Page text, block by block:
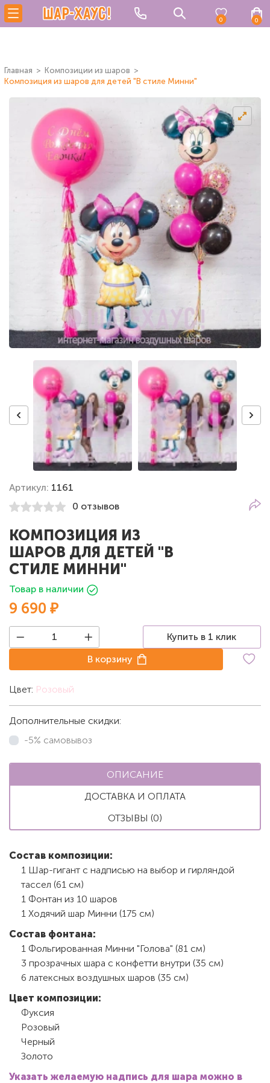
0 0
Главная
Композиции из шаров
Композиция из шаров для детей "В стиле Минни"
Артикул: 1161
0 отзывов
КОМПОЗИЦИЯ ИЗ
ШАРОВ ДЛЯ ДЕТЕЙ "В
СТИЛЕ МИННИ"
Товар в наличии
9 690 ₽
Купить в 1 клик
В корзину
Цвет: Розовый
Дополнительные скидки:
-5% самовывоз
ОПИСАНИЕ
ДОСТАВКА И ОПЛАТА
ОТЗЫВЫ (0)
Состав композиции:
1 Шар-гигант с надписью на выбор и гирляндой
тассел (61 см)
1 Фонтан из 10 шаров
1 Ходячий шар Минни (175 см)
Состав фонтана:
1 Фольгированная Минни "Голова" (81 см)
3 прозрачных шара с конфетти внутри (35 см)
6 латексных воздушных шаров (35 см)
Цвет композиции:
Фуксия
Розовый
Черный
Золото
Указать желаемую надпись для шара можно в